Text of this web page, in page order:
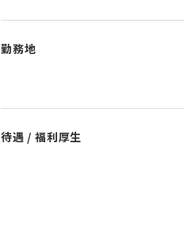
勤務地
待遇 / 福利厚生